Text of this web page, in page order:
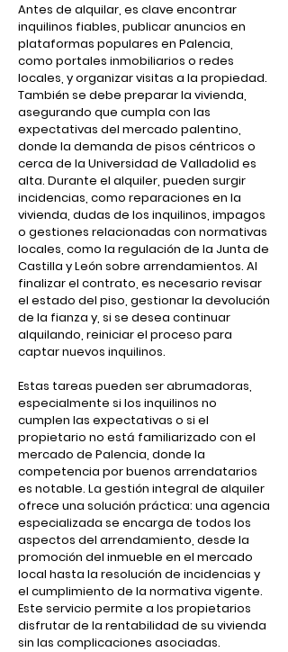
Antes de alquilar, es clave encontrar
inquilinos fiables, publicar anuncios en
plataformas populares en Palencia,
como portales inmobiliarios o redes
locales, y organizar visitas a la propiedad.
También se debe preparar la vivienda,
asegurando que cumpla con las
expectativas del mercado palentino,
donde la demanda de pisos céntricos o
cerca de la Universidad de Valladolid es
alta. Durante el alquiler, pueden surgir
incidencias, como reparaciones en la
vivienda, dudas de los inquilinos, impagos
o gestiones relacionadas con normativas
locales, como la regulación de la Junta de
Castilla y León sobre arrendamientos. Al
finalizar el contrato, es necesario revisar
el estado del piso, gestionar la devolución
de la fianza y, si se desea continuar
alquilando, reiniciar el proceso para
captar nuevos inquilinos.
Estas tareas pueden ser abrumadoras,
especialmente si los inquilinos no
cumplen las expectativas o si el
propietario no está familiarizado con el
mercado de Palencia, donde la
competencia por buenos arrendatarios
es notable. La gestión integral de alquiler
ofrece una solución práctica: una agencia
especializada se encarga de todos los
aspectos del arrendamiento, desde la
promoción del inmueble en el mercado
local hasta la resolución de incidencias y
el cumplimiento de la normativa vigente.
Este servicio permite a los propietarios
disfrutar de la rentabilidad de su vivienda
sin las complicaciones asociadas.